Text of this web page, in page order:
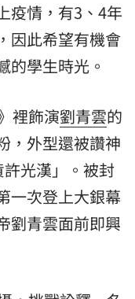
疫情，有3、4年
因此希望有機會
的學生時光。
裡飾演劉青雲的
，外型還被讚神
光漢」。被封
一次登上大銀幕
劉青雲面前即興